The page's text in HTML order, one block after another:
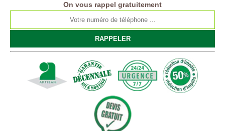
On vous rappel gratuitement